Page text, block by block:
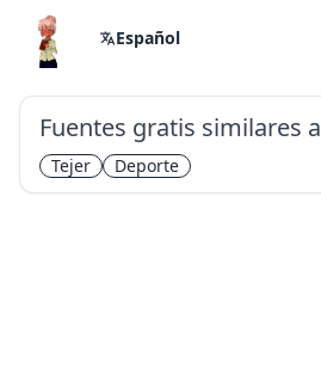
Español
Fuentes gratis similares a
Tejer Deporte